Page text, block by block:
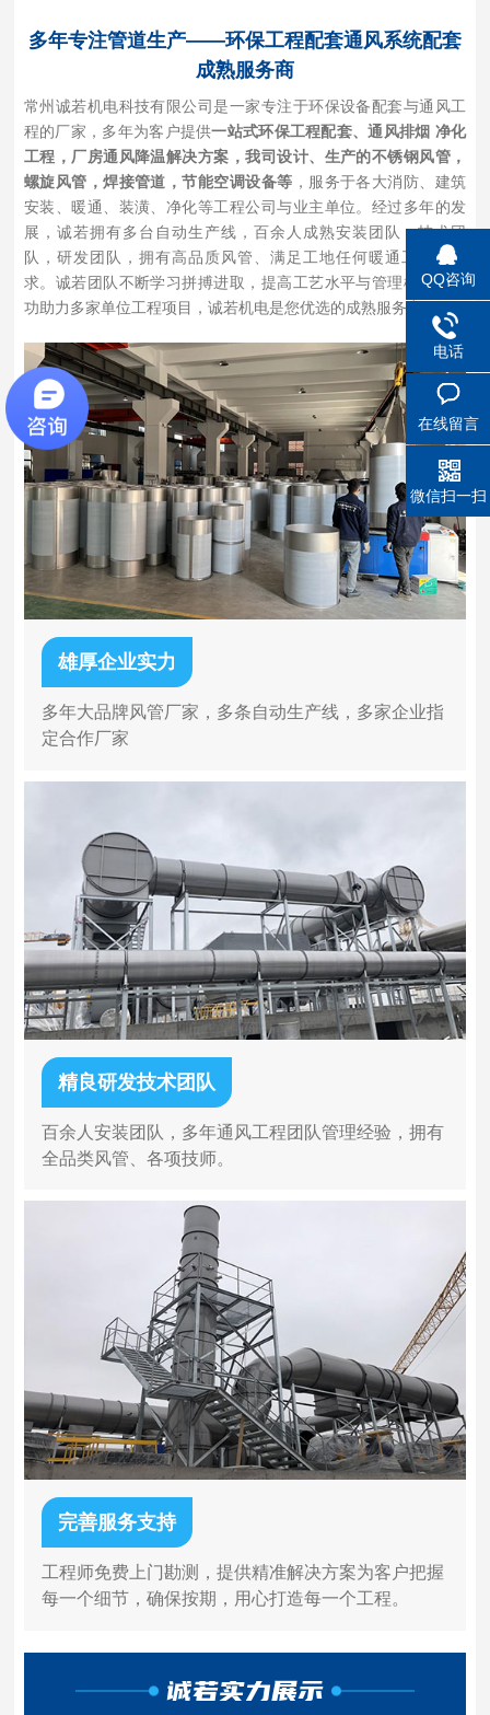
多年专注管道生产——环保工程配套通风系统配套
成熟服务商
常州诚若机电科技有限公司是一家专注于环保设备配套与通风工
程的厂家，多年为客户提供一站式环保工程配套、通风排烟 净化
工程，厂房通风降温解决方案，我司设计、生产的不锈钢风管，
螺旋风管，焊接管道，节能空调设备等 ，服务于各大消防、建筑
安装、暖通、装潢、净化等工程公司与业主单位。经过多年的发
展，诚若拥有多台自动生产线，百余人成熟安装团队，技术团
队，研发团队，拥有高品质风管、满足工地任何暖通工程的要
求。诚若团队不断学习拼搏进取，提高工艺水平与管理模式并成
功助力多家单位工程项目，诚若机电是您优选的成熟服务商。
雄厚企业实力
多年大品牌风管厂家，多条自动生产线，多家企业指
定合作厂家
精良研发技术团队
百余人安装团队，多年通风工程团队管理经验，拥有
全品类风管、各项技师。
完善服务支持
工程师免费上门勘测，提供精准解决方案为客户把握
每一个细节，确保按期，用心打造每一个工程。
诚若实力展示
QQ咨询
电话
在线留言
微信扫一扫